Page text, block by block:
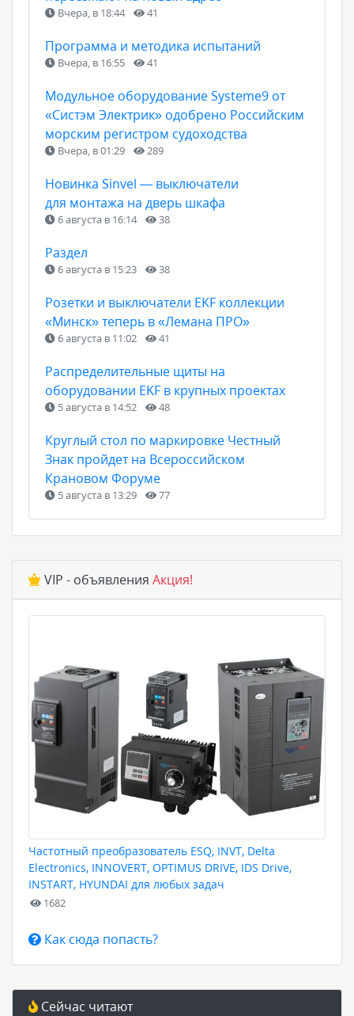
Вчера, в 18:44 41
Программа и методика испытаний
Вчера, в 16:55 41
Модульное оборудование Systeme9 от
«Систэм Электрик» одобрено Российским
морским регистром судоходства
Вчера, в 01:29 289
Новинка Sinvel — выключатели
для монтажа на дверь шкафа
6 августа в 16:14 38
Раздел
6 августа в 15:23 38
Розетки и выключатели EKF коллекции
«Минск» теперь в «Лемана ПРО»
6 августа в 11:02 41
Распределительные щиты на
оборудовании EKF в крупных проектах
5 августа в 14:52 48
Круглый стол по маркировке Честный
Знак пройдет на Всероссийском
Крановом Форуме
5 августа в 13:29 77
VIP - объявления Акция!
Частотный преобразователь ESQ, INVT, Delta
Electronics, INNOVERT, OPTIMUS DRIVE, IDS Drive,
INSTART, HYUNDAI для любых задач
1682
Как сюда попасть?
Сейчас читают